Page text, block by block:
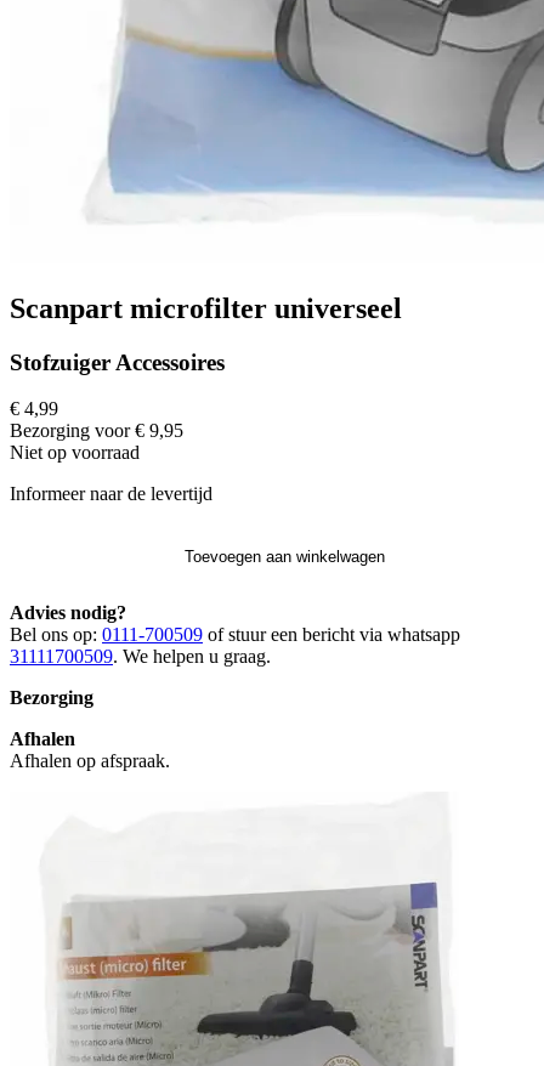
Scanpart microfilter universeel
Stofzuiger Accessoires
€ 4,99
Bezorging voor € 9,95
Niet op voorraad
Informeer naar de levertijd
Toevoegen aan winkelwagen
Advies nodig?
Bel ons op: 0111-700509 of stuur een bericht via whatsapp
31111700509. We helpen u graag.
Bezorging
Afhalen
Afhalen op afspraak.